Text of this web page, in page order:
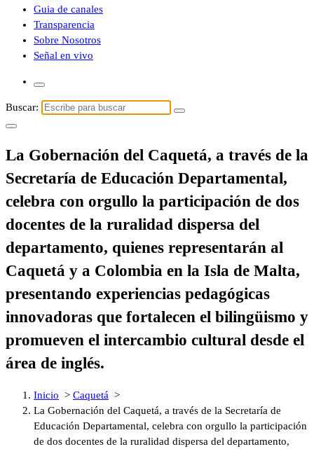
Guia de canales
Transparencia
Sobre Nosotros
Señal en vivo
Buscar:
La Gobernación del Caquetá, a través de la
Secretaría de Educación Departamental,
celebra con orgullo la participación de dos
docentes de la ruralidad dispersa del
departamento, quienes representarán al
Caquetá y a Colombia en la Isla de Malta,
presentando experiencias pedagógicas
innovadoras que fortalecen el bilingüismo y
promueven el intercambio cultural desde el
área de inglés.
Inicio > Caquetá >
La Gobernación del Caquetá, a través de la Secretaría de
Educación Departamental, celebra con orgullo la participación
de dos docentes de la ruralidad dispersa del departamento,